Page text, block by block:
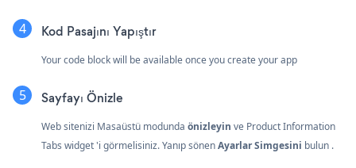
Kod Pasajını Yapıştır
Your code block will be available once you create your app
Sayfayı Önizle
Web sitenizi Masaüstü modunda önizleyin ve Product Information
Tabs widget 'i görmelisiniz. Yanıp sönenAyarlar Simgesini bulun .